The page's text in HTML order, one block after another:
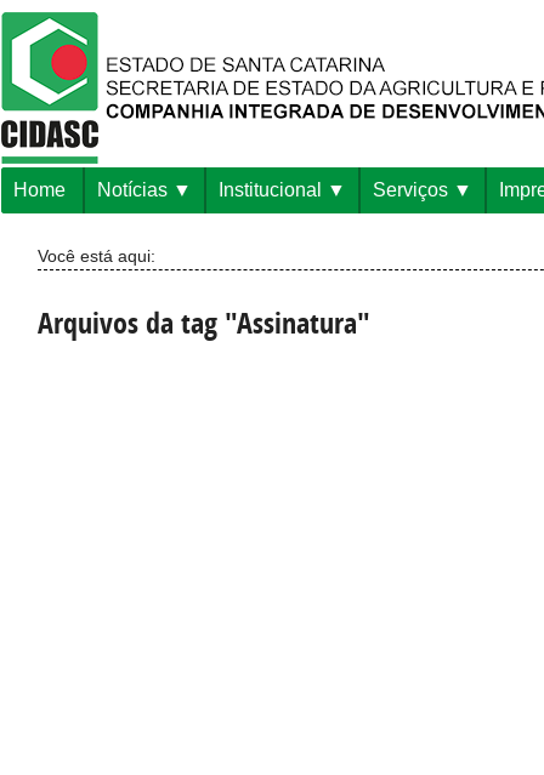
Home Notícias Institucional Serviços
Você está aqui:
Arquivos da tag "Assinatura"